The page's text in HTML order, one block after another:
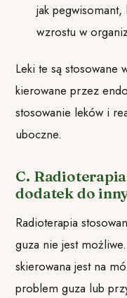
jak pegwisomant,
wzrostu w
Leki te są stosowane
kierowane przez
stosowanie leków i
uboczne.
C.
dodatek do
Radioterapia
guza nie jest
skierowana jest na
problem guza lub